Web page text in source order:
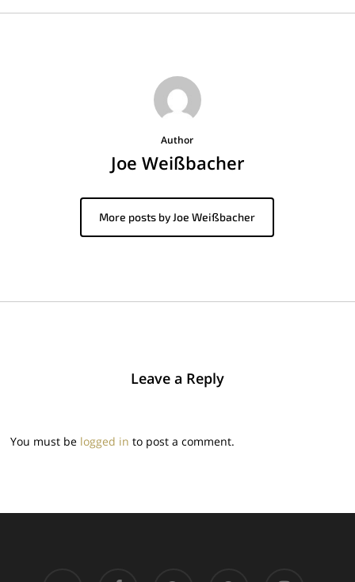
Author
Joe Weißbacher
More posts by Joe Weißbacher
Leave a Reply
You must be logged in to post a comment.